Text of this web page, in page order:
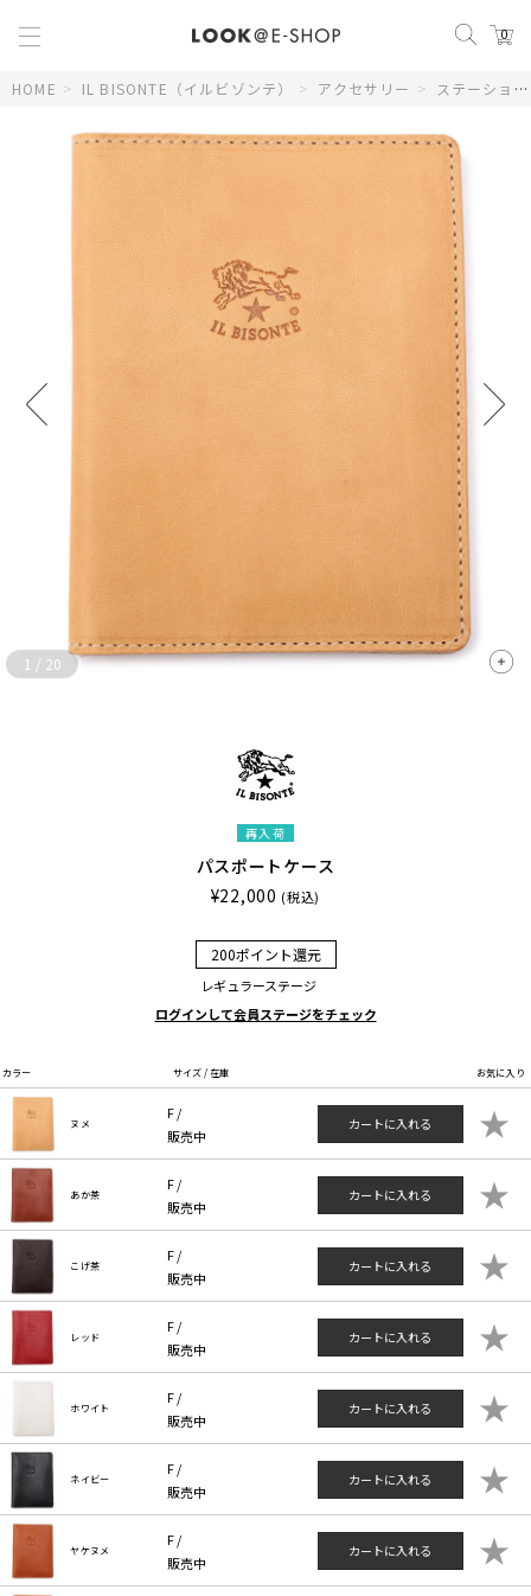
0
HOME > IL BISONTE（イルビゾンテ） > アクセサリー > ステーショナリー
1 / 20
再入荷
パスポートケース
¥22,000 (税込)
200ポイント還元
レギュラーステージ
ログインして会員ステージをチェック
カラー サイズ / 在庫 お気に入り
ヌメ
F /
販売中
カートに入れる ★
あか茶
F /
販売中
カートに入れる ★
こげ茶
F /
販売中
カートに入れる ★
レッド
F /
販売中
カートに入れる ★
ホワイト
F /
販売中
カートに入れる ★
ネイビー
F /
販売中
カートに入れる ★
ヤケヌメ
F /
販売中
カートに入れる ★